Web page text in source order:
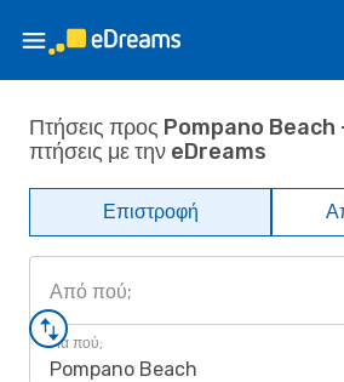
Πτήσεις προς Pompano Beach
πτήσεις με την eDreams
Επιστροφή
Από πού;
Για πού;
Pompano Beach